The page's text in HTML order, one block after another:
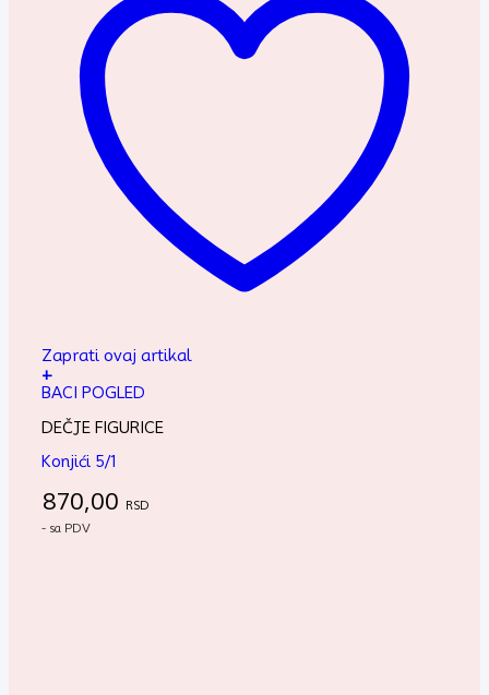
Zaprati ovaj artikal
+
BACI POGLED
DEČJE FIGURICE
Konjići 5/1
870,00 RSD
- sa PDV